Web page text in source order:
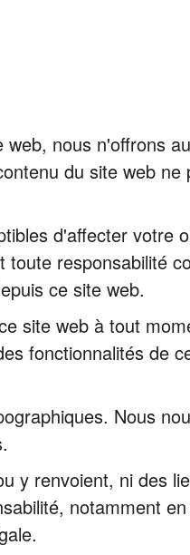
nous n'offrons
du site web
d'affecter votre
responsabilité
ce site web.
site web à tout
fonctionnalités de
Nous
y renvoient, ni des
notamment